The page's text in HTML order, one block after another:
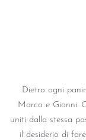
Dietro ogni
Marco e Gianni.
uniti dalla stessa
il desiderio di